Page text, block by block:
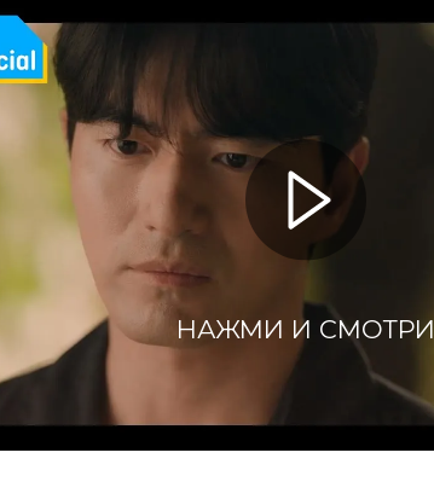
НАЖМИ И СМОТРИ